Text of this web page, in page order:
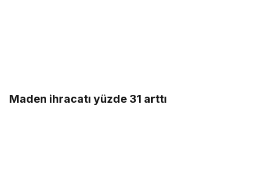
Maden ihracatı yüzde 31 arttı